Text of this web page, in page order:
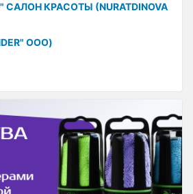
САЛОН КРАСОТЫ (NURATDINOVA
ООО)